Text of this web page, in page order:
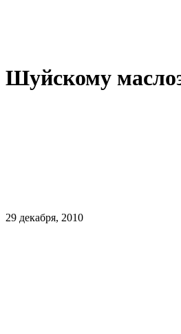
Шуйскому
29 декабря, 2010